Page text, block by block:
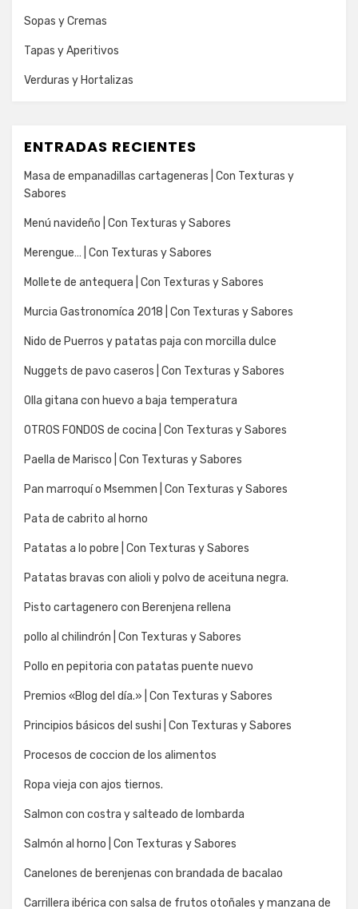
Sopas y Cremas
Tapas y Aperitivos
Verduras y Hortalizas
ENTRADAS RECIENTES
Masa de empanadillas cartageneras | Con Texturas y
Sabores
Menú navideño | Con Texturas y Sabores
Merengue… | Con Texturas y Sabores
Mollete de antequera | Con Texturas y Sabores
Murcia Gastronomíca 2018 | Con Texturas y Sabores
Nido de Puerros y patatas paja con morcilla dulce
Nuggets de pavo caseros | Con Texturas y Sabores
Olla gitana con huevo a baja temperatura
OTROS FONDOS de cocina | Con Texturas y Sabores
Paella de Marisco | Con Texturas y Sabores
Pan marroquí o Msemmen | Con Texturas y Sabores
Pata de cabrito al horno
Patatas a lo pobre | Con Texturas y Sabores
Patatas bravas con alioli y polvo de aceituna negra.
Pisto cartagenero con Berenjena rellena
pollo al chilindrón | Con Texturas y Sabores
Pollo en pepitoria con patatas puente nuevo
Premios «Blog del día.» | Con Texturas y Sabores
Principios básicos del sushi | Con Texturas y Sabores
Procesos de coccion de los alimentos
Ropa vieja con ajos tiernos.
Salmon con costra y salteado de lombarda
Salmón al horno | Con Texturas y Sabores
Canelones de berenjenas con brandada de bacalao
Carrillera ibérica con salsa de frutos otoñales y manzana de